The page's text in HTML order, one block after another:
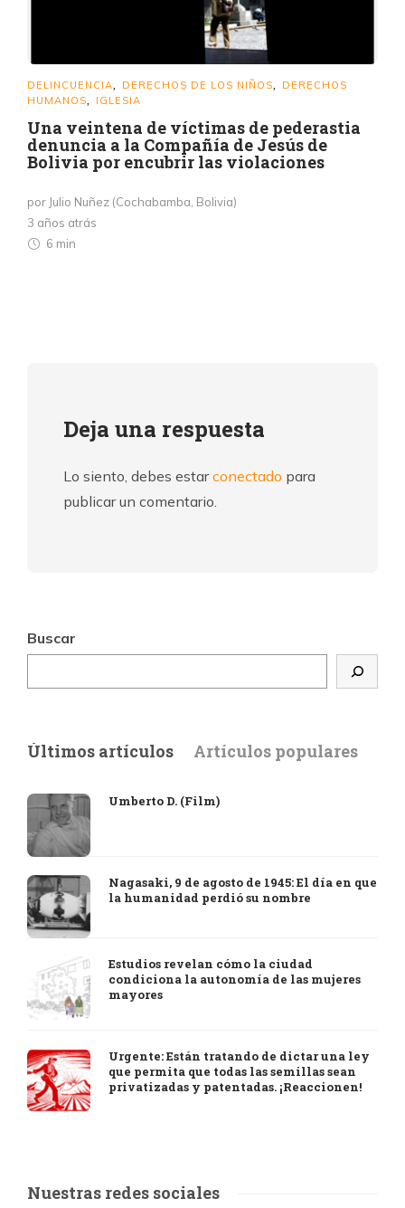
DELINCUENCIA DERECHOS DE LOS NIÑOS
DERECHOS
HUMANOS
IGLESIA
Una veintena de víctimas de pederastia
denuncia a la Compañía de Jesús de
Bolivia por encubrir las violaciones
por Julio Nuñez (Cochabamba, Bolivia)
3 años atrás
6 min
Deja una respuesta
Lo siento, debes estarconectado para
publicar un comentario.
Buscar
Últimos artículos Artículos populares
Umberto D. (Film)
Nagasaki, 9 de agosto de 1945: El día en que
la humanidad perdió su nombre
Estudios revelan cómo la ciudad
condiciona la autonomía de las mujeres
mayores
Urgente: Están tratando de dictar una ley
que permita que todas las semillas sean
privatizadas y patentadas. ¡Reaccionen!
Nuestras redes sociales